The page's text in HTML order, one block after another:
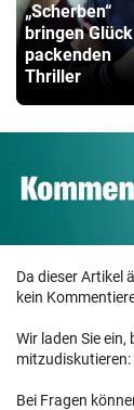
„Scherben“
bringen
packenden
Thriller
Da dieser Artikel
kein
Wir laden Sie
mitzudiskutieren:
Bei Fragen